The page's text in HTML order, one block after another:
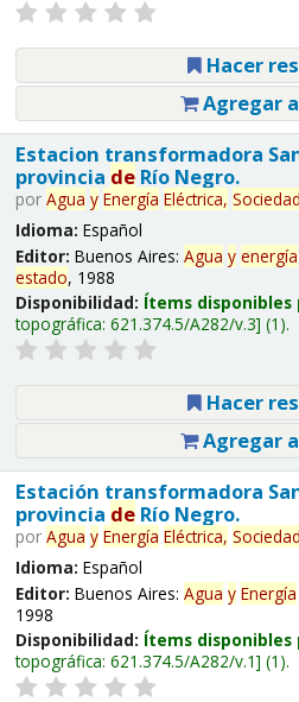
Hacer
Agregar
Estacion transformadora
provincia deRío Negro.
por Agua y Energía Eléctrica, Sociedad
Idioma: Español
Editor: Buenos Aires: Agua y energía
estado, 1988
Disponibilidad: Ítems
topográfica: 621.374.5/A282/v.3 (1).
Hacer
Agregar
Estación transformadora
provincia deRío Negro.
por Agua y Energía Eléctrica, Sociedad
Idioma: Español
Editor: Buenos Aires: Agua y Energía
1998
Disponibilidad: Ítems
topográfica: 621.374.5/A282/v.1 (1).